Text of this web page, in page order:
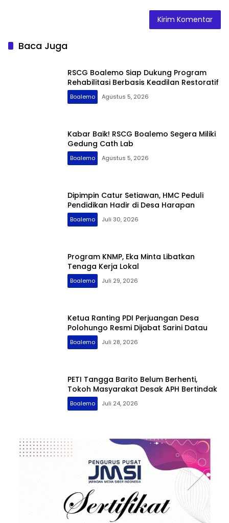
Baca Juga
RSCG Boalemo Siap Dukung Program
Rehabilitasi Berbasis Keadilan Restoratif
Boalemo Agustus 5, 2026
Kabar Baik! RSCG Boalemo Segera Miliki
Gedung Cath Lab
Boalemo Agustus 5, 2026
Dipimpin Catur Setiawan, HMC Peduli
Pendidikan Hadir di Desa Harapan
Boalemo Juli 30, 2026
Program KNMP, Eka Minta Libatkan
Tenaga Kerja Lokal
Boalemo Juli 29, 2026
Ketua Ranting PDI Perjuangan Desa
Polohungo Resmi Dijabat Sarini Datau
Boalemo Juli 28, 2026
PETI Tangga Barito Belum Berhenti,
Tokoh Masyarakat Desak APH Bertindak
Boalemo Juli 24, 2026